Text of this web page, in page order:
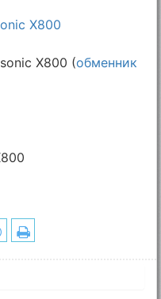
X800
X800 (обменник